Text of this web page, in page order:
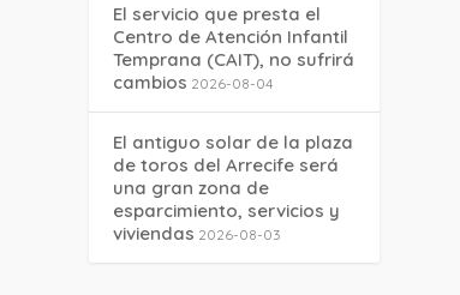
El servicio que presta el
Centro de Atención Infantil
Temprana (CAIT), no sufrirá
cambios 2026-08-04
El antiguo solar de la plaza
de toros del Arrecife será
una gran zona de
esparcimiento, servicios y
viviendas 2026-08-03